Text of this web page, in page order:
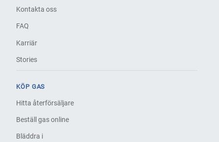
Kontakta oss
FAQ
Karriär
Stories
KÖP GAS
Hitta återförsäljare
Beställ gas online
Bläddra i